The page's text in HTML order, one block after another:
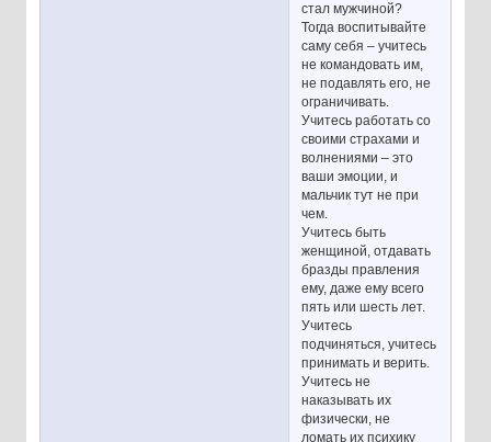
стал мужчиной?
Тогда воспитывайте
саму себя – учитесь
не командовать им,
не подавлять его, не
ограничивать.
Учитесь работать со
своими страхами и
волнениями – это
ваши эмоции, и
мальчик тут не при
чем.
Учитесь быть
женщиной, отдавать
бразды правления
ему, даже ему всего
пять или шесть лет.
Учитесь
подчиняться, учитесь
принимать и верить.
Учитесь не
наказывать их
физически, не
ломать их психику